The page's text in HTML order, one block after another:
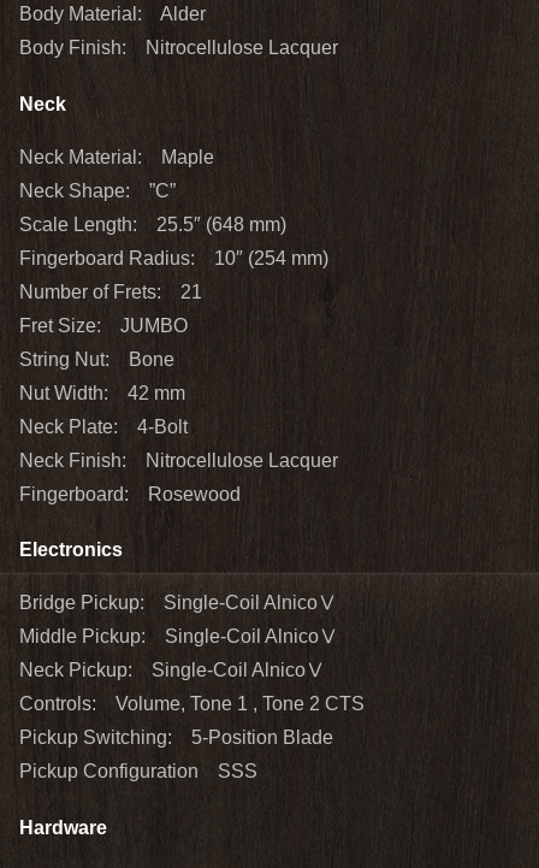
Body Material: Alder
Body Finish: Nitrocellulose Lacquer
Neck
Neck Material: Maple
Neck Shape: ”C”
Scale Length: 25.5″ (648 mm)
Fingerboard Radius: 10″ (254 mm)
Number of Frets: 21
Fret Size: JUMBO
String Nut: Bone
Nut Width: 42 mm
Neck Plate: 4-Bolt
Neck Finish: Nitrocellulose Lacquer
Fingerboard: Rosewood
Electronics
Bridge Pickup: Single-Coil AlnicoⅤ
Middle Pickup: Single-Coil AlnicoⅤ
Neck Pickup: Single-Coil AlnicoⅤ
Controls: Volume, Tone 1 , Tone 2 CTS
Pickup Switching: 5-Position Blade
Pickup Configuration SSS
Hardware